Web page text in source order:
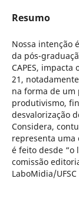
Resumo
Nossa intenção
da pós-
CAPES,
21,
na forma de um
produtivismo,
desvalorização
Considera,
representa uma
é feito desde “o
comissão
LaboMidia/UFSC